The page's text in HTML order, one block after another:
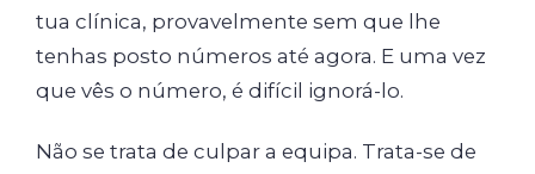
tua clínica, provavelmente sem que lhe
tenhas posto números até agora. E uma vez
que vês o número, é difícil ignorá-lo.
Não se trata de culpar a equipa. Trata-se de